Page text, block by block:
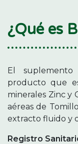
¿Qué es
El
producto que
minerales Zinc y
aéreas de
extracto fluido y
Registro